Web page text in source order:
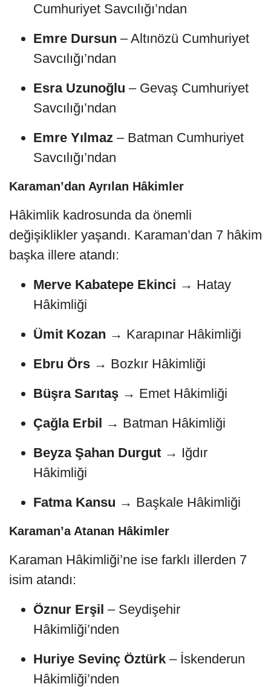
Cumhuriyet Savcılığı’ndan
Emre Dursun – Altınözü Cumhuriyet
Savcılığı’ndan
Esra Uzunoğlu – Gevaş Cumhuriyet
Savcılığı’ndan
Emre Yılmaz – Batman Cumhuriyet
Savcılığı’ndan
Karaman’dan Ayrılan Hâkimler
Hâkimlik kadrosunda da önemli
değişiklikler yaşandı. Karaman’dan 7 hâkim
başka illere atandı:
Merve Kabatepe Ekinci → Hatay
Hâkimliği
Ümit Kozan → Karapınar Hâkimliği
Ebru Örs → Bozkır Hâkimliği
Büşra Sarıtaş → Emet Hâkimliği
Çağla Erbil → Batman Hâkimliği
Beyza Şahan Durgut → Iğdır
Hâkimliği
Fatma Kansu → Başkale Hâkimliği
Karaman’a Atanan Hâkimler
Karaman Hâkimliği’ne ise farklı illerden 7
isim atandı:
Öznur Erşil – Seydişehir
Hâkimliği’nden
Huriye Sevinç Öztürk – İskenderun
Hâkimliği’nden